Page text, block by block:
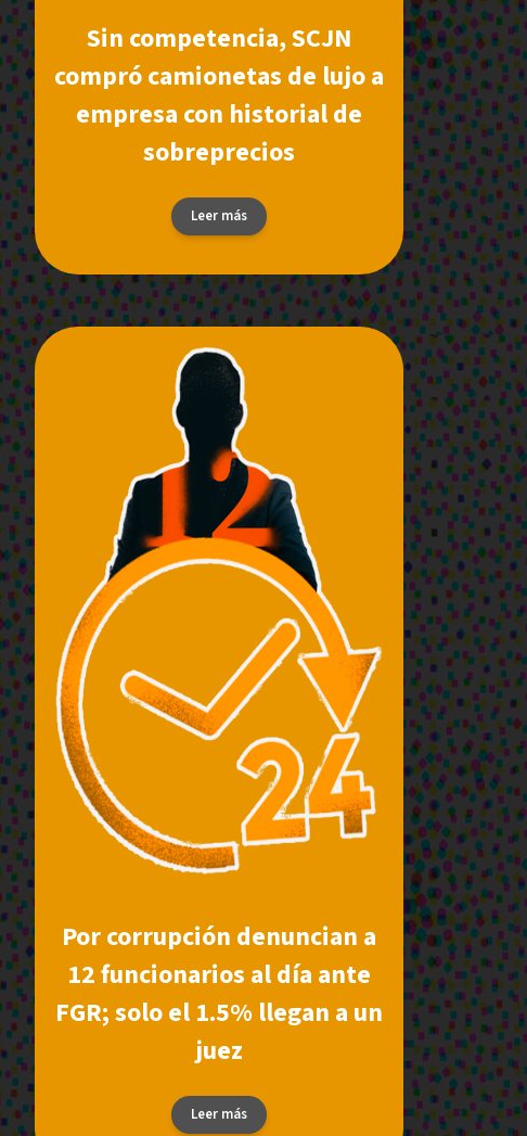
Sin competencia, SCJN
compró camionetas de lujo a
empresa con historial de
sobreprecios
Leer más
Por corrupción denuncian a
12 funcionarios al día ante
FGR; solo el 1.5% llegan a un
juez
Leer más